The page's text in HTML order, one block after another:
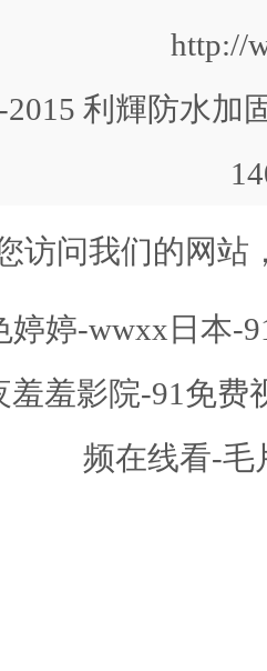
http://
利輝防水加
访问我们的网站
婷婷-wwxx日本-
羞羞影院-91免
频在线看-毛